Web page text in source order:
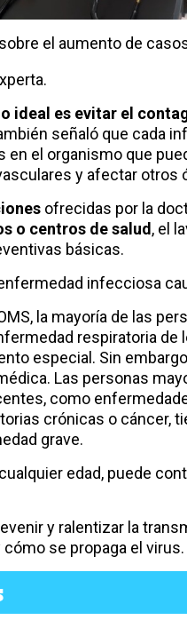
el aumento de
ideal es evitar el
señaló que cada
el organismo que
y afectar otros
ofrecidas por la
o centros de salud , el
básicas.
infecciosa
la mayoría de las
respiratoria de
especial. Sin
Las personas
como
crónicas o cáncer,
grave.
edad, puede
y ralentizar la
se propaga el virus.